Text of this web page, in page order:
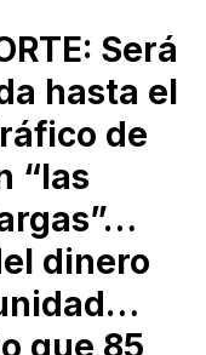
Será
hasta el
de
“las
dinero
que 85